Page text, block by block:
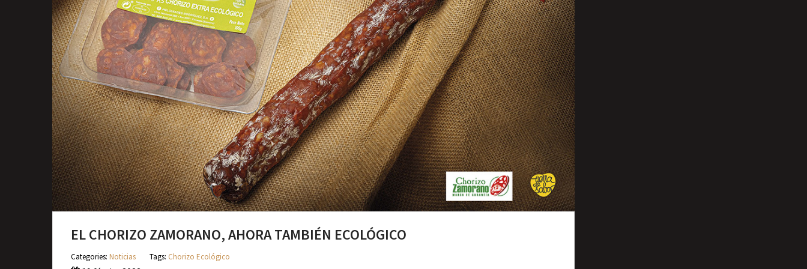
EL CHORIZO ZAMORANO, AHORA TAMBIÉN ECOLÓGICO
Categories: Noticias Tags: Chorizo Ecológico